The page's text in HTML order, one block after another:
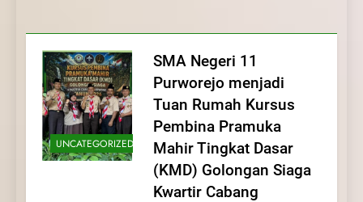
dan Pengabdian Generasi
Pramuka
Pramuka
Kepedulian
UNCATEGORIZED
SMA Negeri 11
Purworejo menjadi
Tuan Rumah Kursus
Pembina Pramuka
Mahir Tingkat Dasar
(KMD) Golongan Siaga
Kwartir Cabang